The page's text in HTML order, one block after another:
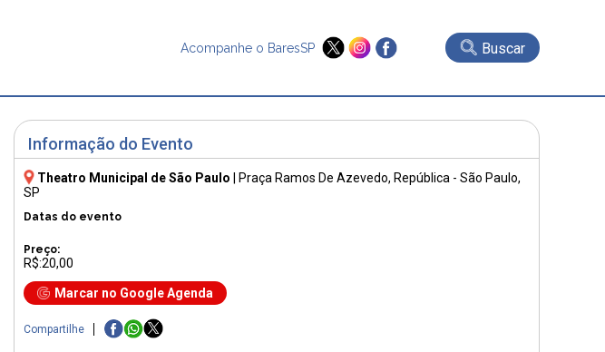
Acompanhe o BaresSP Buscar
Informação do Evento
Theatro Municipal de São Paulo Praça Ramos De Azevedo, República - São Paulo,
SP
Datas do evento
Preço:
R$:20,00
Marcar no Google Agenda
Compartilhe